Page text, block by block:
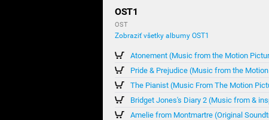
OST1
OST
Zobraziť všetky albumy OST1
Atonement (Music from the Motion
Pride & Prejudice (Music from the
The Pianist (Music From The Motion
Bridget Jones's Diary 2 (Music from &
Amelie from Montmartre (Original